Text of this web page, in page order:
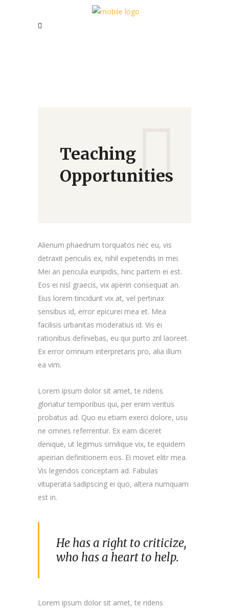
Teaching
Opportunities
Alienum phaedrum torquatos nec eu, vis
detraxit periculis ex, nihil expetendis in mei.
Mei an pericula euripidis, hinc partem ei est.
Eos ei nisl graecis, vix aperiri consequat an.
Eius lorem tincidunt vix at, vel pertinax
sensibus id, error epicurei mea et. Mea
facilisis urbanitas moderatius id. Vis ei
rationibus definiebas, eu qui purto zril laoreet.
Ex error omnium interpretaris pro, alia illum
ea vim.
Lorem ipsum dolor sit amet, te ridens
gloriatur temporibus qui, per enim veritus
probatus ad. Quo eu etiam exerci dolore, usu
ne omnes referrentur. Ex eam diceret
denique, ut legimus similique vix, te equidem
apeirian definitionem eos. Ei movet elitr mea.
Vis legendos conceptam ad. Fabulas
vituperata sadipscing ei quo, altera numquam
est in.
He has a right to criticize,
who has a heart to help.
Lorem ipsum dolor sit amet, te ridens